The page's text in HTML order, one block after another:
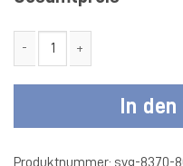
In
Produktnummer: svg-8370-